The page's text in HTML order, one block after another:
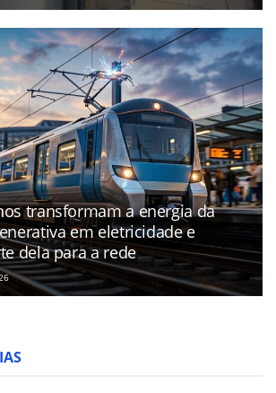
transformam a energia da
em eletricidade e
dela para a rede